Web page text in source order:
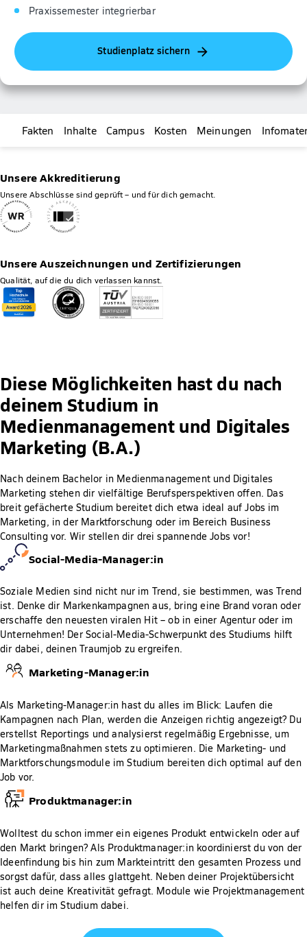
Praxissemester integrierbar
Studienplatz sichern
Fakten Inhalte Campus Kosten Meinungen
Unsere Akkreditierung
Unsere Abschlüsse sind geprüft – und für dich gemacht.
Unsere Auszeichnungen und Zertifizierungen
Qualität, auf die du dich verlassen kannst.
Diese Möglichkeiten hast du nach
deinem Studium in
Medienmanagement und Digitales
Marketing (B.A.)
Nach deinem Bachelor in Medienmanagement und Digitales
Marketing stehen dir vielfältige Berufsperspektiven offen. Das
breit gefächerte Studium bereitet dich etwa ideal auf Jobs im
Marketing, in der Marktforschung oder im Bereich Business
Consulting vor. Wir stellen dir drei spannende Jobs vor!
Social-Media-Manager:in
Soziale Medien sind nicht nur im Trend, sie bestimmen, was Trend
ist. Denke dir Markenkampagnen aus, bring eine Brand voran oder
erschaffe den neuesten viralen Hit – ob in einer Agentur oder im
Unternehmen! Der Social-Media-Schwerpunkt des Studiums hilft
dir dabei, deinen Traumjob zu ergreifen.
Marketing-Manager:in
Als Marketing-Manager:in hast du alles im Blick: Laufen die
Kampagnen nach Plan, werden die Anzeigen richtig angezeigt? Du
erstellst Reportings und analysierst regelmäßig Ergebnisse, um
Marketingmaßnahmen stets zu optimieren. Die Marketing- und
Marktforschungsmodule im Studium bereiten dich optimal auf den
Job vor.
Produktmanager:in
Wolltest du schon immer ein eigenes Produkt entwickeln oder auf
den Markt bringen? Als Produktmanager:in koordinierst du von der
Ideenfindung bis hin zum Markteintritt den gesamten Prozess und
sorgst dafür, dass alles glattgeht. Neben deiner Projektübersicht
ist auch deine Kreativität gefragt. Module wie Projektmanagement
helfen dir im Studium dabei.